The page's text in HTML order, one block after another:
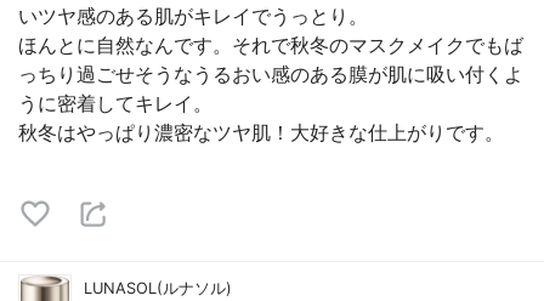
いツヤ感のある肌がキレイでうっとり。
ほんとに自然なんです。それで秋冬のマスクメイクでもば
っちり過ごせそうなうるおい感のある膜が肌に吸い付くよ
うに密着してキレイ。
秋冬はやっぱり濃密なツヤ肌！大好きな仕上がりです。
LUNASOL(ルナソル)